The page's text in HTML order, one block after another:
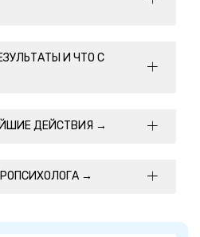
И ЧТО С
ДЕЙСТВИЯ →
→